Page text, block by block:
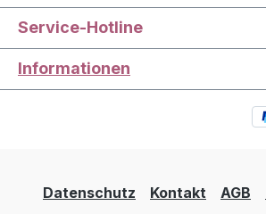
Service-Hotline
Informationen
Datenschutz Kontakt AGB